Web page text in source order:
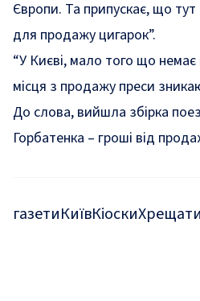
Європи. Та припускає, що
для продажу цигарок”.
“У Києві, мало того що немає
місця з продажу преси
До слова, вийшла збірка
Горбатенка – гроші від
газетиКиївКіоски